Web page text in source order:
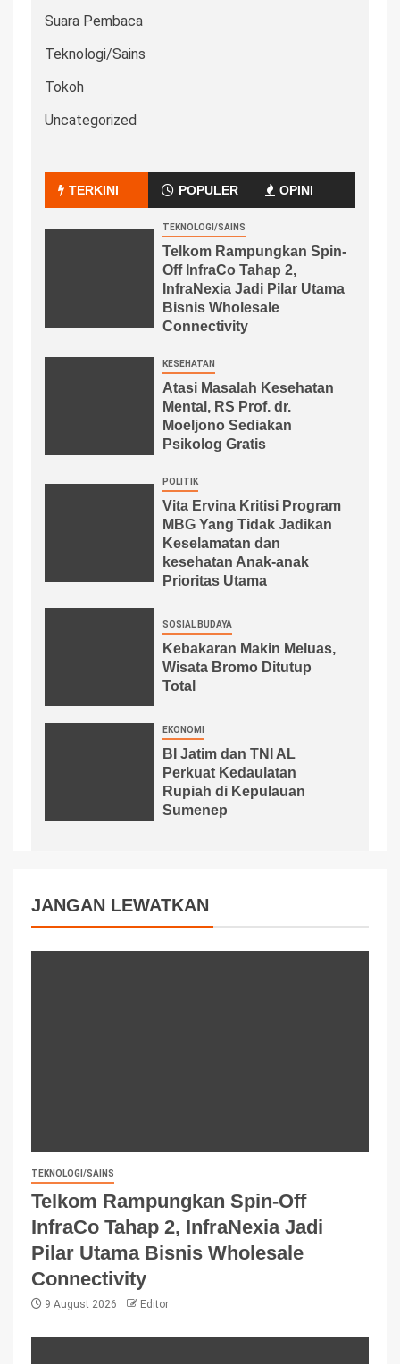
Suara Pembaca
Teknologi/Sains
Tokoh
Uncategorized
TERKINI POPULER OPINI
TEKNOLOGI/SAINS
Telkom Rampungkan Spin-
Off InfraCo Tahap 2,
InfraNexia Jadi Pilar Utama
Bisnis Wholesale
Connectivity
KESEHATAN
Atasi Masalah Kesehatan
Mental, RS Prof. dr.
Moeljono Sediakan
Psikolog Gratis
POLITIK
Vita Ervina Kritisi Program
MBG Yang Tidak Jadikan
Keselamatan dan
kesehatan Anak-anak
Prioritas Utama
SOSIAL BUDAYA
Kebakaran Makin Meluas,
Wisata Bromo Ditutup
Total
EKONOMI
BI Jatim dan TNI AL
Perkuat Kedaulatan
Rupiah di Kepulauan
Sumenep
JANGAN LEWATKAN
TEKNOLOGI/SAINS
Telkom Rampungkan Spin-Off
InfraCo Tahap 2, InfraNexia Jadi
Pilar Utama Bisnis Wholesale
Connectivity
9 August 2026 Editor